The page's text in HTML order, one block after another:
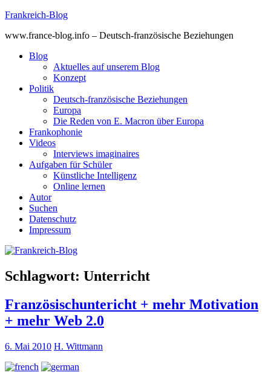
Skip
content
Frankreich-Blog
www.france-blog.info – Deutsch-französische Beziehungen
Blog
Aktuelles auf unserem Blog
Konzept
Politik
Deutsch-französische Beziehungen
Europa
Die Reden von E. Macron über Europa
Frankophonie
Videos
Interviews imaginaires
Aufgaben für Schüler
Künstliche Intelligenz
Online lernen
Autor
Suchen
Datenschutz
Impressum
Schlagwort: Unterricht
Französischuntericht + mehr Motivation
+ mehr Web 2.0
6. Mai 2010 H. Wittmann